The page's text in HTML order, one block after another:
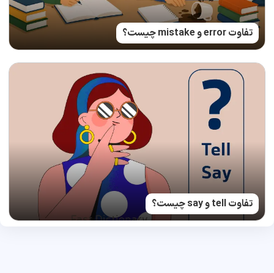
تفاوت error و mistake چیست؟
تفاوت tell و say چیست؟